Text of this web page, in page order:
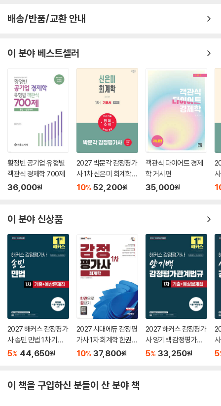
Ⅰ.특정⋅독립된 물건 /200
⋮
제2장▸점유권 _236
Ⅰ.의 의 /236
Ⅱ.점유의 요건 /236
Ⅲ.점유의 관념화 /237
Ⅳ.점유의 모습 /239
(이하 생략)
제3장▸소유권 _256
제1절 총 설 256
Ⅰ.소유권의 의의 /256
제2절 상린관계 257
Ⅰ.서 설 /257
⋮
제4장▸용익물권 _314
제1절 지상권 314
Ⅲ.존속기간 /314
⋮
(이하 생략)
제1절 총 설 340
Ⅰ.채권담보의 종류 /340
배송/반품/교환 안내
이 분야 베스트셀러
황정빈 공기업 유형별
객관식 경제학 700제
36,000원
2027 박문각 감정평가
사 1차 신은미 회계학
기본서
10% 52,200원
객관식 다이어트 경제
학 거시편
35,000원
이 분야 신상품
2027 해커스 감정평가
사 송민 민법 1차 기출
+예상문제집
5% 44,650원
2027 시대에듀 감정평
가사 1차 회계학 한권으
로 끝내기
10% 37,800원
2027 해커스 감정평가
사 양기백 감정평가관
계법규 1차 기출+예상
5% 33,250원 5
이 책을 구입하신 분들이 산 분야 책